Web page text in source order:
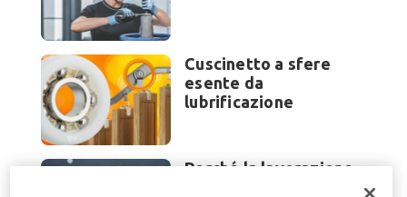
Cuscinetto a sfere
esente da
lubrificazione
Perché la lavorazione